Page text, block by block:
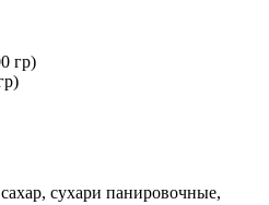
сухари панировочные,